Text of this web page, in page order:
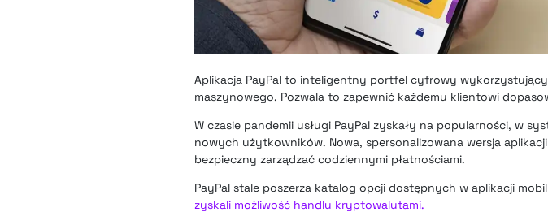
Aplikacja PayPal to inteligentny portfel cyfrowy
maszynowego. Pozwala to zapewnić każdemu klientowi
W czasie pandemii usługi PayPal zyskały na popularności, w
nowych użytkowników. Nowa, spersonalizowana wersja
bezpieczny zarządzać codziennymi płatnościami.
PayPal stale poszerza katalog opcji dostępnych w aplikacji
zyskali możliwość handlu kryptowalutami.